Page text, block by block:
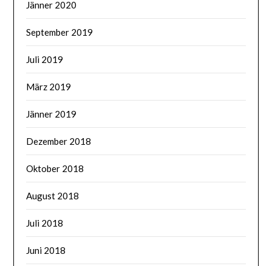
Jänner 2020
September 2019
Juli 2019
März 2019
Jänner 2019
Dezember 2018
Oktober 2018
August 2018
Juli 2018
Juni 2018